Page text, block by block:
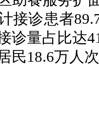
接诊患者
诊量占比达
民18.6万人